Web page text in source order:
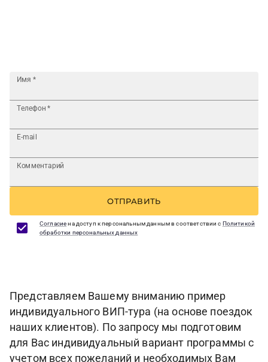
Имя *
Телефон *
E-mail
Комментарий
ОТПРАВИТЬ
Согласиена доступ к персональным данным в соответствии с Политикой
обработки персональных данных
Представляем Вашему вниманию пример
индивидуального ВИП-тура (на основе поездок
наших клиентов). По запросу мы подготовим
для Вас индивидуальный вариант программы с
учетом всех пожеланий и необходимых Вам